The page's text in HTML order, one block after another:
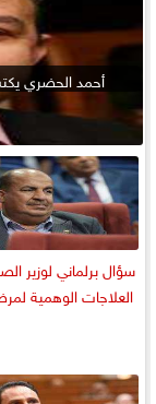
أحمد الحضري
سؤال برلماني لوزير
العلاجات الوهمية